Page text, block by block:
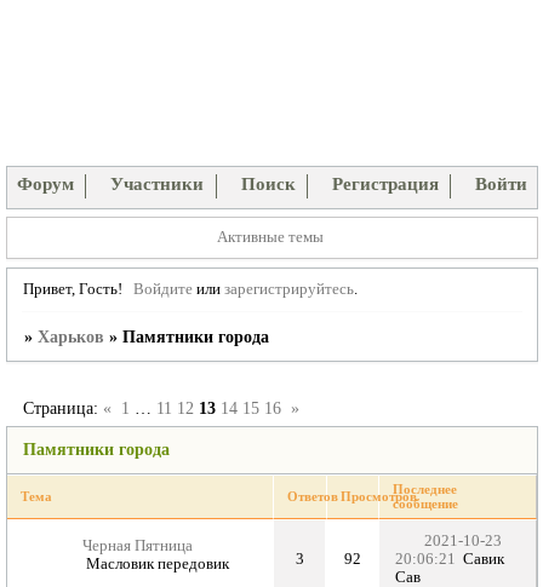
Форум Участники Поиск Регистрация Войти
Активные темы
Привет, Гость! Войдитеили зарегистрируйтесь.
» Харьков » Памятники города
Памятники города
Страница: « 1 11 12 13 14 15 16 »
Тема ОтветовПросмотровПоследнее
сообщение
Черная Пятница
Масловик передовик
3 92
2021-10-23
20:06:21
Савик
Сав